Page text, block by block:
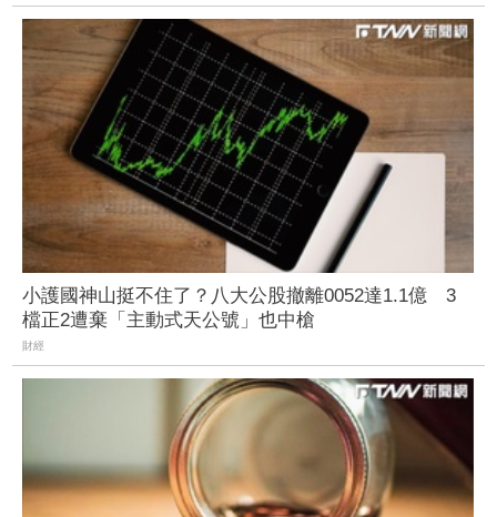
小護國神山挺不住了？八大公股撤離0052達1.1億 3
檔正2遭棄「主動式天公號」也中槍
財經